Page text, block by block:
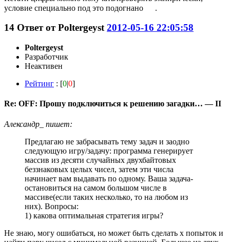
условие специально под это подогнано
.
14 Ответ отPoltergeyst 2012-05-16 22:05:58
Poltergeyst
Разработчик
Неактивен
Рейтинг : [0|0]
Re: OFF: Прошу подключиться к решению загадки… — II
Александр_ пишет:
Предлагаю не забрасывать тему задач и заодно
следующую игру/задачу: программа генерирует
массив из десяти случайных двухбайтовых
беззнаковых целых чисел, затем эти числа
начинает вам выдавать по одному. Ваша задача-
остановиться на самом большом числе в
массиве(если таких несколько, то на любом из
них). Вопросы:
1) какова оптимальная стратегия игры?
Не знаю, могу ошибаться, но может быть сделать х попыток и